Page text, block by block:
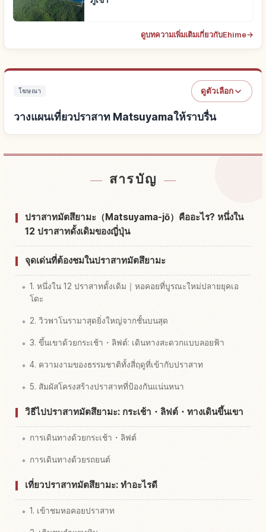
ดูบทความเพิ่มเติมเกี่ยวกับEhime→
โฆษณา ดูตัวเลือก
วางแผนเที่ยวปราสาท Matsuyamaให้ราบรื่น
สารบัญ
ปราสาทมัตสึยามะ（Matsuyama-jō）คืออะไร? หนึ่งใน
12 ปราสาทดั้งเดิมของญี่ปุ่น
จุดเด่นที่ต้องชมในปราสาทมัตสึยามะ
1. หนึ่งใน 12 ปราสาทดั้งเดิม｜หอคอยที่บูรณะใหม่ปลายยุคเอ
โดะ
2. วิวพาโนรามาสุดยิ่งใหญ่จากชั้นบนสุด
3. ขึ้นเขาด้วยกระเช้า・ลิฟต์: เดินทางสะดวกแบบลอยฟ้า
4. ความงามของธรรมชาติทั้งสี่ฤดูที่เข้ากับปราสาท
5. สัมผัสโครงสร้างปราสาทที่ป้องกันแน่นหนา
วิธีไปปราสาทมัตสึยามะ: กระเช้า・ลิฟต์・ทางเดินขึ้นเขา
การเดินทางด้วยกระเช้า・ลิฟต์
การเดินทางด้วยรถยนต์
เที่ยวปราสาทมัตสึยามะ: ทำอะไรดี
1. เข้าชมหอคอยปราสาท